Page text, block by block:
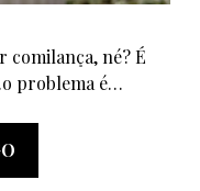
comilança, né? É
problema é…